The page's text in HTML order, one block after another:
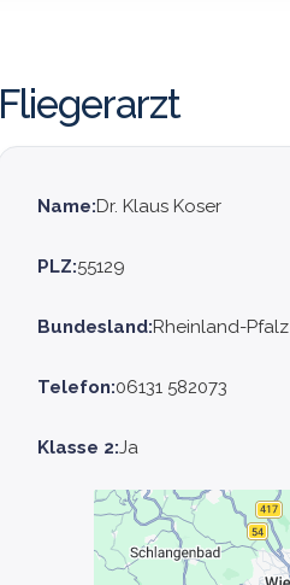
Fliegerarzt
Name:Dr. Klaus Koser
PLZ:55129
Bundesland:Rheinland-Pfalz
Telefon:06131 582073
Klasse 2:Ja